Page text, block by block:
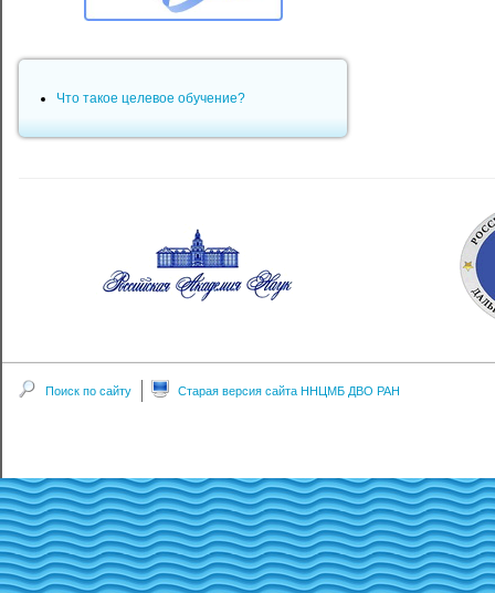
Что такое целевое обучение?
Поиск по сайту Старая версия сайта ННЦМБ ДВО РАН